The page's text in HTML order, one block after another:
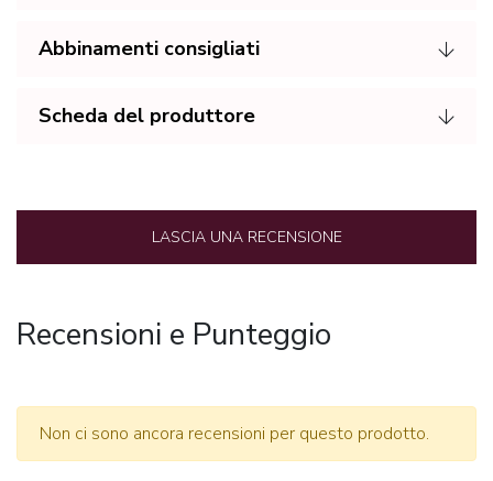
Abbinamenti consigliati
Scheda del produttore
LASCIA UNA RECENSIONE
Recensioni e Punteggio
Non ci sono ancora recensioni per questo prodotto.